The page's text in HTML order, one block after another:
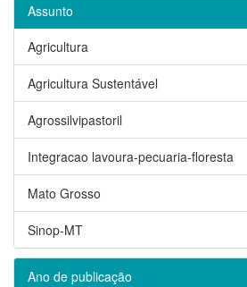
Assunto
Agricultura
Agricultura Sustentável
Agrossilvipastoril
Integracao lavoura-pecuaria-floresta
Mato Grosso
Sinop-MT
Ano de publicação